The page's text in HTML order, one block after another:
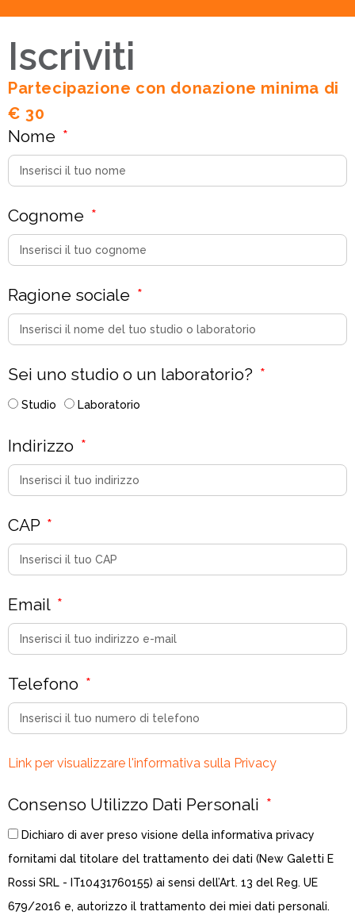
Iscriviti
Partecipazione con donazione minima di
€ 30
Nome
Cognome
Ragione sociale
Sei uno studio o un laboratorio?
Studio Laboratorio
Indirizzo
CAP
Email
Telefono
Link per visualizzare l'informativa sulla Privacy
Consenso Utilizzo Dati Personali
Dichiaro di aver preso visione della informativa privacy
fornitami dal titolare del trattamento dei dati (New Galetti E
Rossi SRL - IT10431760155) ai sensi dell’Art. 13 del Reg. UE
679/2016 e, autorizzo il trattamento dei miei dati personali.